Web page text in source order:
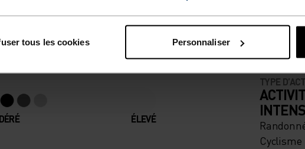
tous les cookies Personnaliser
suivront partout.
ÉLEVÉ
TYPE
Cyclisme